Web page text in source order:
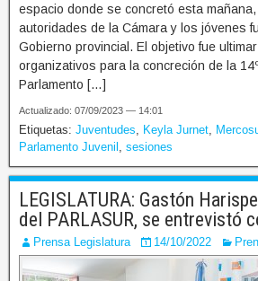
espacio donde se concretó esta
autoridades de la Cámara y los jóvenes
Gobierno provincial. El objetivo fue
organizativos para la concreción de la
Parlamento […]
Actualizado: 07/09/2023 — 14:01
Etiquetas: Juventudes Keyla Jurnet
Parlamento Juvenil
sesiones
LEGISLATURA: Gastón
del PARLASUR, se entrevistó
Prensa Legislatura 14/10/2022